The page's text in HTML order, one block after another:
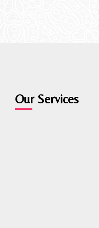
Our Services